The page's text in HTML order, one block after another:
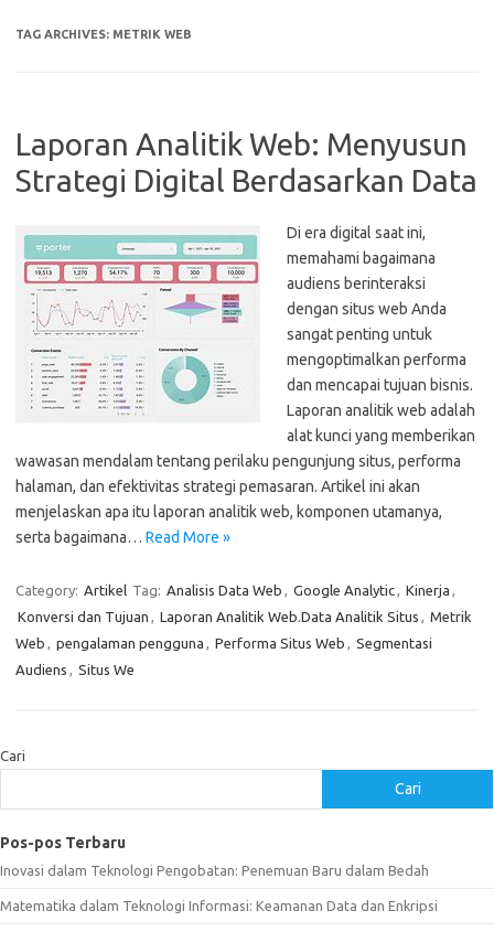
TAG ARCHIVES: METRIK WEB
Laporan Analitik Web: Menyusun
Strategi Digital Berdasarkan Data
Di era digital saat ini,
memahami bagaimana
audiens berinteraksi
dengan situs web Anda
sangat penting untuk
mengoptimalkan performa
dan mencapai tujuan bisnis.
Laporan analitik web adalah
alat kunci yang memberikan
wawasan mendalam tentang perilaku pengunjung situs, performa
halaman, dan efektivitas strategi pemasaran. Artikel ini akan
menjelaskan apa itu laporan analitik web, komponen utamanya,
serta bagaimana… Read More »
Category: Artikel Tag: Analisis Data Web , Google Analytic, Kinerja ,
Konversi dan Tujuan , Laporan Analitik Web.Data Analitik Situs , Metrik
Web , pengalaman pengguna , Performa Situs Web , Segmentasi
Audiens , Situs We
Cari
Cari
Pos-pos Terbaru
Inovasi dalam Teknologi Pengobatan: Penemuan Baru dalam Bedah
Matematika dalam Teknologi Informasi: Keamanan Data dan Enkripsi